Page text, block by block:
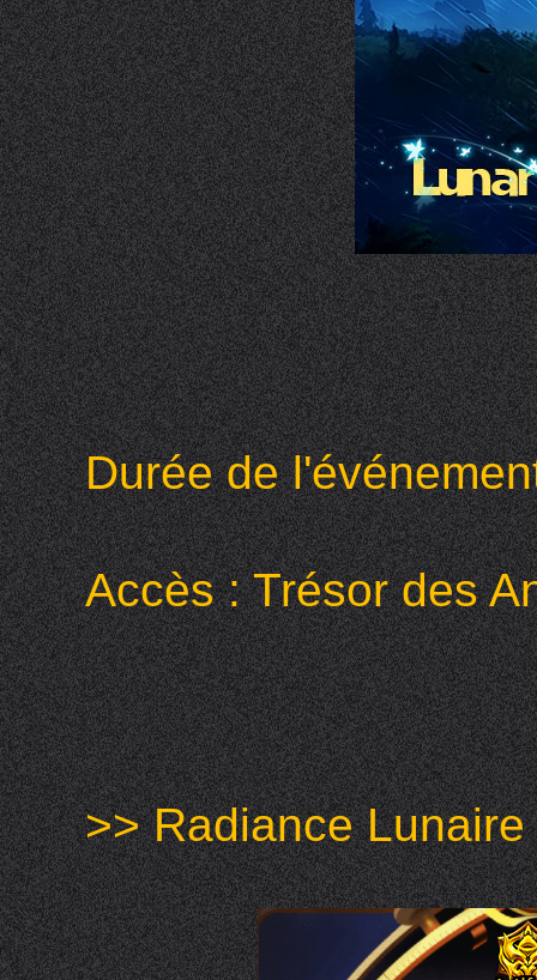
Durée de
Accès : Trésor des
>> Radiance Lunaire